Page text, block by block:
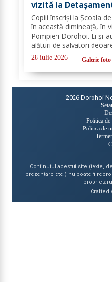
vizită la
Dorohoi - FOTO
Copiii înscriși la Școala
în această dimineață, în
Pompieri Dorohoi. Ei și-
alături de salvatori
care au participat și de
a lungul timpului. „Ne...
28 iulie 2026 Galerie foto
2026 Dorohoi
Politica de
Politica de
Continutul acestui site (texte,
prezentare etc.) nu poate fi
Crafted